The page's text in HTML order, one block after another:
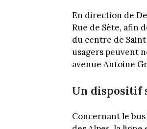
En direction de
Rue de Sète, afin
du centre de
usagers peuvent
avenue Antoine
Un dispositif
Concernant le